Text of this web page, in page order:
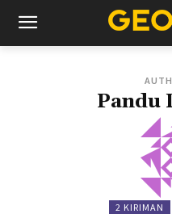
Pandu
2 KIRIMAN